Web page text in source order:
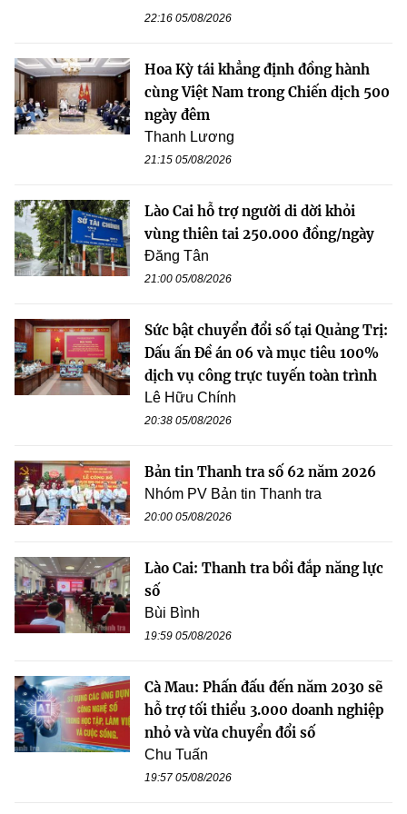
22:16 05/08/2026
Hoa Kỳ tái khẳng định đồng hành
cùng Việt Nam trong Chiến dịch 500
ngày đêm
Thanh Lương
21:15 05/08/2026
Lào Cai hỗ trợ người di dời khỏi
vùng thiên tai 250.000 đồng/ngày
Đăng Tân
21:00 05/08/2026
Sức bật chuyển đổi số tại Quảng Trị:
Dấu ấn Đề án 06 và mục tiêu 100%
dịch vụ công trực tuyến toàn trình
Lê Hữu Chính
20:38 05/08/2026
Bản tin Thanh tra số 62 năm 2026
Nhóm PV Bản tin Thanh tra
20:00 05/08/2026
Lào Cai: Thanh tra bồi đắp năng lực
số
Bùi Bình
19:59 05/08/2026
Cà Mau: Phấn đấu đến năm 2030 sẽ
hỗ trợ tối thiểu 3.000 doanh nghiệp
nhỏ và vừa chuyển đổi số
Chu Tuấn
19:57 05/08/2026